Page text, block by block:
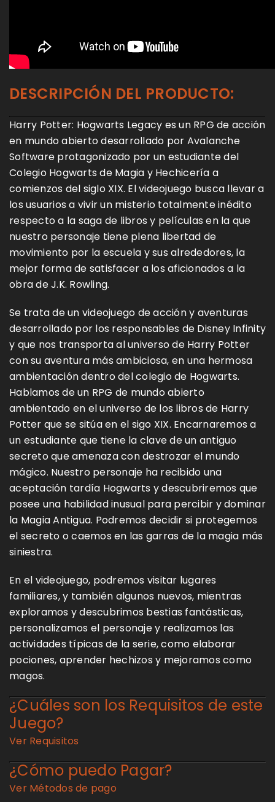
DESCRIPCIÓN DEL PRODUCTO:
Harry Potter: Hogwarts Legacy es un RPG de acción
en mundo abierto desarrollado por Avalanche
Software protagonizado por un estudiante del
Colegio Hogwarts de Magia y Hechicería a
comienzos del siglo XIX. El videojuego busca llevar a
los usuarios a vivir un misterio totalmente inédito
respecto a la saga de libros y películas en la que
nuestro personaje tiene plena libertad de
movimiento por la escuela y sus alrededores, la
mejor forma de satisfacer a los aficionados a la
obra de J.K. Rowling.
Se trata de un videojuego de acción y aventuras
desarrollado por los responsables de Disney Infinity
y que nos transporta al universo de Harry Potter
con su aventura más ambiciosa, en una hermosa
ambientación dentro del colegio de Hogwarts.
Hablamos de un RPG de mundo abierto
ambientado en el universo de los libros de Harry
Potter que se sitúa en el sigo XIX. Encarnaremos a
un estudiante que tiene la clave de un antiguo
secreto que amenaza con destrozar el mundo
mágico. Nuestro personaje ha recibido una
aceptación tardía Hogwarts y descubriremos que
posee una habilidad inusual para percibir y dominar
la Magia Antigua. Podremos decidir si protegemos
el secreto o caemos en las garras de la magia más
siniestra.
En el videojuego, podremos visitar lugares
familiares, y también algunos nuevos, mientras
exploramos y descubrimos bestias fantásticas,
personalizamos el personaje y realizamos las
actividades típicas de la serie, como elaborar
pociones, aprender hechizos y mejoramos como
magos.
¿Cuáles son los Requisitos de este
Juego?
Ver Requisitos
¿Cómo puedo Pagar?
Ver Métodos de pago